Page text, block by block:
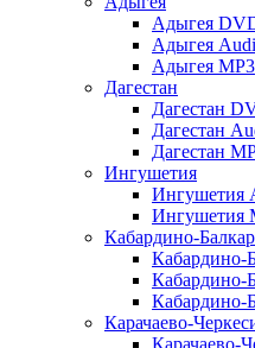
Адыгея
Адыгея
Адыгея MP3
Дагестан
Дагестан
Дагестан
Дагестан
Ингушетия
Ингушетия
Ингушетия
Кабардино-
Кабардино-
Кабардино-
Кабардино-
Карачаево-
Карачаево-